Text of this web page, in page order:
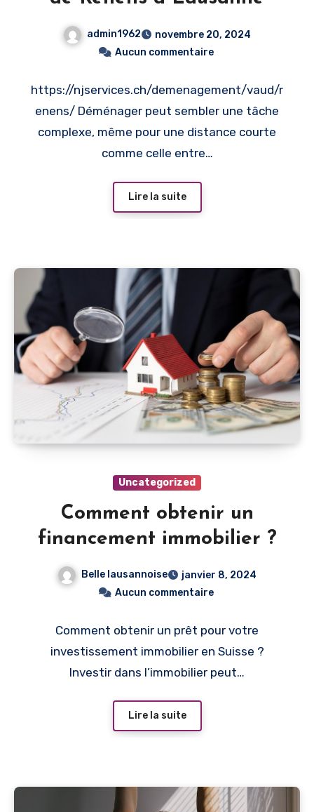
admin1962
novembre 20, 2024
Aucun commentaire
https://njservices.ch/demenagement/vaud/r
enens/ Déménager peut sembler une tâche
complexe, même pour une distance courte
comme celle entre…
Lire la suite
Uncategorized
Comment obtenir un
financement immobilier ?
Belle lausannoise
janvier 8, 2024
Aucun commentaire
Comment obtenir un prêt pour votre
investissement immobilier en Suisse ?
Investir dans l’immobilier peut…
Lire la suite